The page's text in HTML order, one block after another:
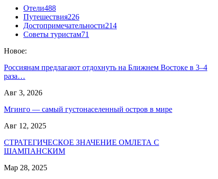
Отели488
Путешествия226
Достопримечательности214
Советы туристам71
Новое:
Россиянам предлагают отдохнуть на Ближнем Востоке в 3–4
раза…
Авг 3, 2026
Мгинго — самый густонаселенный остров в мире
Авг 12, 2025
СТРАТЕГИЧЕСКОЕ ЗНАЧЕНИЕ ОМЛЕТА С
ШАМПАНСКИМ
Мар 28, 2025